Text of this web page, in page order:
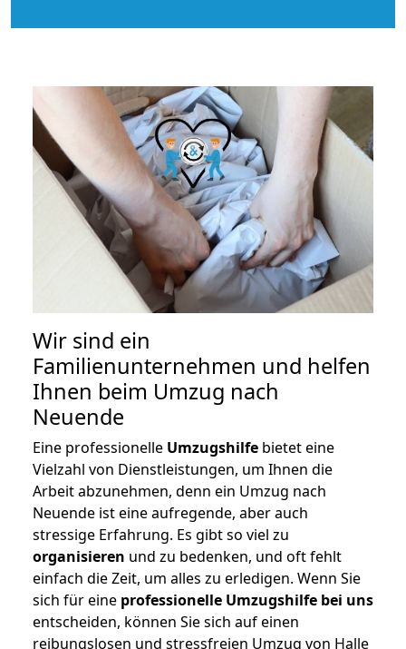
Wir sind ein
Familienunternehmen und helfen
Ihnen beim Umzug nach
Neuende
Eine professionelle Umzugshilfe bietet eine
Vielzahl von Dienstleistungen, um Ihnen die
Arbeit abzunehmen, denn ein Umzug nach
Neuende ist eine aufregende, aber auch
stressige Erfahrung. Es gibt so viel zu
organisieren und zu bedenken, und oft fehlt
einfach die Zeit, um alles zu erledigen. Wenn Sie
sich für eine professionelle Umzugshilfe bei uns
entscheiden, können Sie sich auf einen
reibungslosen und stressfreien Umzug von Halle